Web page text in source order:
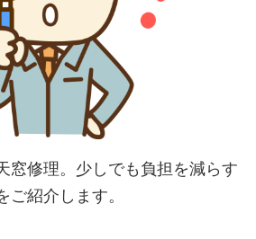
窓修理。少しでも負担を減らす
紹介します。